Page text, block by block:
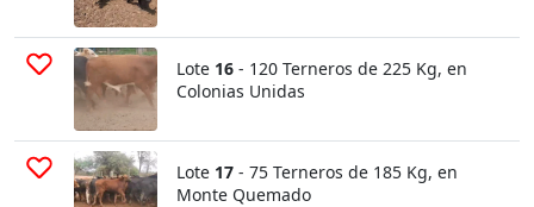
Lote 16 - 120 Terneros de 225 Kg, en
Colonias Unidas
Lote 17 - 75 Terneros de 185 Kg, en
Monte Quemado